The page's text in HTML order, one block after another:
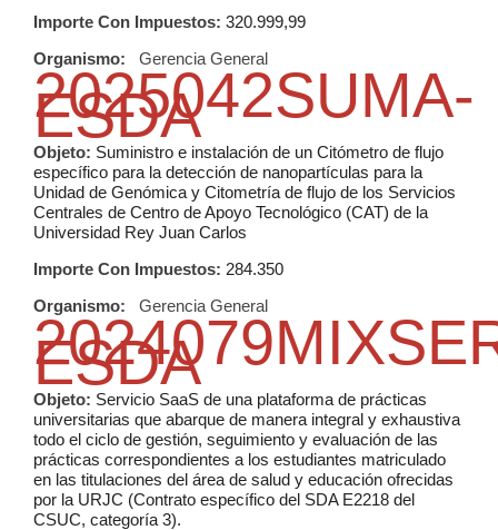
Importe Con Impuestos: 320.999,99
Organismo:
Gerencia General
2025042SUMA-
ESDA
Objeto: Suministro e instalación de un Citómetro de flujo
específico para la detección de nanopartículas para la
Unidad de Genómica y Citometría de flujo de los Servicios
Centrales de Centro de Apoyo Tecnológico (CAT) de la
Universidad Rey Juan Carlos
Importe Con Impuestos: 284.350
Organismo:
Gerencia General
ESDA
Objeto: Servicio SaaS de una plataforma de prácticas
universitarias que abarque de manera integral y exhaustiva
todo el ciclo de gestión, seguimiento y evaluación de las
prácticas correspondientes a los estudiantes matriculado
en las titulaciones del área de salud y educación ofrecidas
por la URJC (Contrato específico del SDA E2218 del
CSUC, categoría 3).